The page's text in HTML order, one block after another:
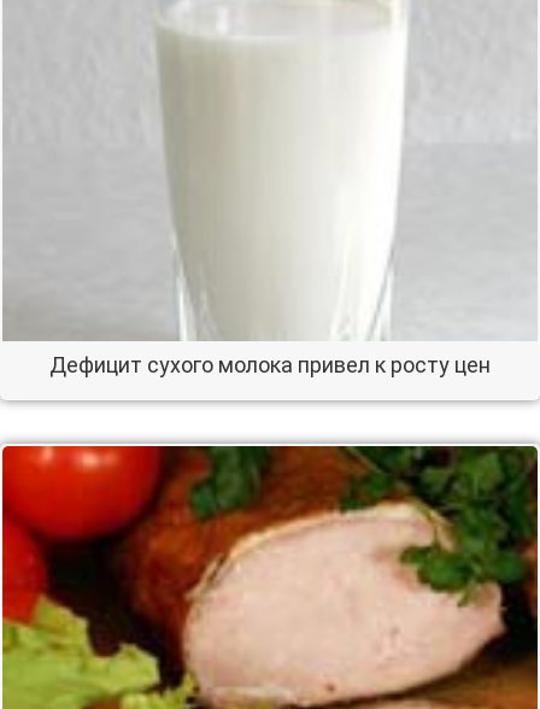
Дефицит сухого молока привел к росту цен